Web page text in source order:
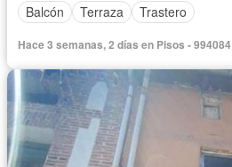
Balcón
Terraza Trastero
Hace 3 semanas, 2 días en Pisos - 994084